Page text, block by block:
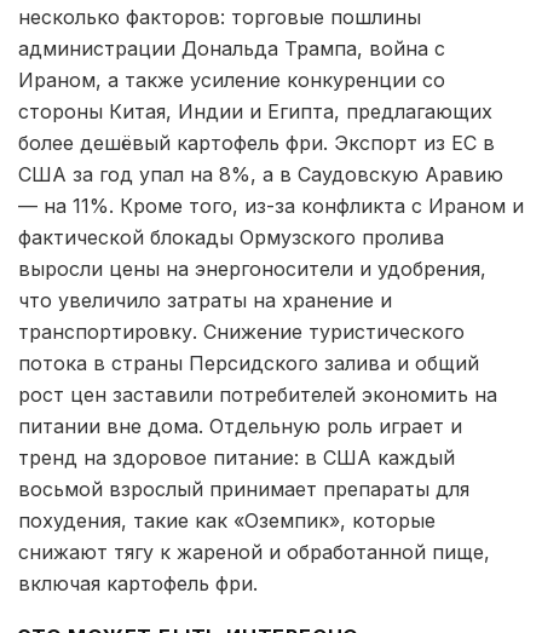
несколько факторов: торговые пошлины
администрации Дональда Трампа, война с
Ираном, а также усиление конкуренции со
стороны Китая, Индии и Египта, предлагающих
более дешёвый картофель фри. Экспорт из ЕС в
США за год упал на 8%, а в Саудовскую Аравию
— на 11%. Кроме того, из-за конфликта с Ираном и
фактической блокады Ормузского пролива
выросли цены на энергоносители и удобрения,
что увеличило затраты на хранение и
транспортировку. Снижение туристического
потока в страны Персидского залива и общий
рост цен заставили потребителей экономить на
питании вне дома. Отдельную роль играет и
тренд на здоровое питание: в США каждый
восьмой взрослый принимает препараты для
похудения, такие как «Оземпик», которые
снижают тягу к жареной и обработанной пище,
включая картофель фри.